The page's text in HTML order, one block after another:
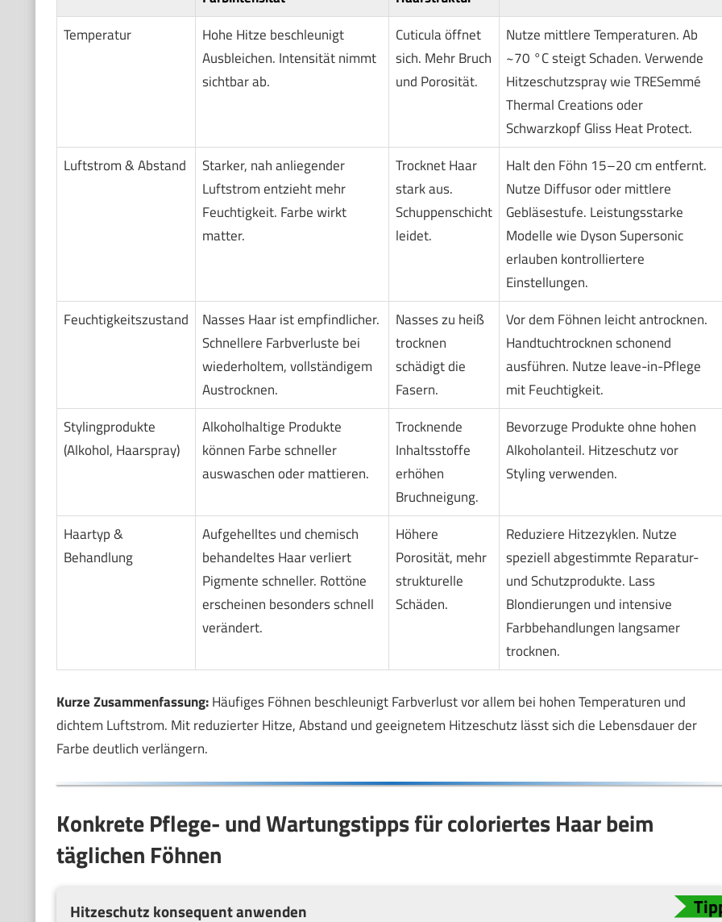
Temperatur
Hohe Hitze beschleunigt
Ausbleichen. Intensität nimmt
sichtbar ab.
Cuticula öffnet
sich. Mehr Bruch
und Porosität.
Nutze mittlere Temperaturen. Ab
~70 °C steigt Schaden. Verwende
Hitzeschutzspray wie TRESemmé
Thermal Creations oder
Schwarzkopf Gliss Heat Protect.
Luftstrom & Abstand
Starker, nah anliegender
Luftstrom entzieht mehr
Feuchtigkeit. Farbe wirkt
matter.
Trocknet Haar
stark aus.
Schuppenschicht
leidet.
Halt den Föhn 15–20 cm entfernt.
Nutze Diffusor oder mittlere
Gebläsestufe. Leistungsstarke
Modelle wie Dyson Supersonic
erlauben kontrolliertere
Einstellungen.
Feuchtigkeitszustand
Nasses Haar ist empfindlicher.
Schnellere Farbverluste bei
wiederholtem, vollständigem
Austrocknen.
Nasses zu heiß
trocknen
schädigt die
Fasern.
Vor dem Föhnen leicht antrocknen.
Handtuchtrocknen schonend
ausführen. Nutze leave-in-Pflege
mit Feuchtigkeit.
Stylingprodukte
(Alkohol, Haarspray)
Alkoholhaltige Produkte
können Farbe schneller
auswaschen oder mattieren.
Trocknende
Inhaltsstoffe
erhöhen
Bruchneigung.
Bevorzuge Produkte ohne hohen
Alkoholanteil. Hitzeschutz vor
Styling verwenden.
Haartyp &
Behandlung
Aufgehelltes und chemisch
behandeltes Haar verliert
Pigmente schneller. Rottöne
erscheinen besonders schnell
verändert.
Höhere
Porosität, mehr
strukturelle
Schäden.
Reduziere Hitzezyklen. Nutze
speziell abgestimmte Reparatur-
und Schutzprodukte. Lass
Blondierungen und intensive
Farbbehandlungen langsamer
trocknen.
Kurze Zusammenfassung:Häufiges Föhnen beschleunigt Farbverlust vor allem bei hohen Temperaturen und
dichtem Luftstrom. Mit reduzierter Hitze, Abstand und geeignetem Hitzeschutz lässt sich die Lebensdauer der
Farbe deutlich verlängern.
Konkrete Pflege- und Wartungstipps für coloriertes Haar beim
täglichen Föhnen
Hitzeschutz konsequent anwenden